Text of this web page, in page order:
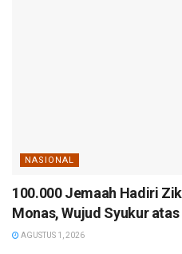
NASIONAL
100.000 Jemaah Hadiri
Monas, Wujud Syukur
AGUSTUS 1, 2026